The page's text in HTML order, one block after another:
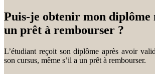
Puis-je obtenir mon diplôme
un prêt à rembourser ?
L’étudiant reçoit son diplôme après avoir
son cursus, même s’il a un prêt à rembourser.